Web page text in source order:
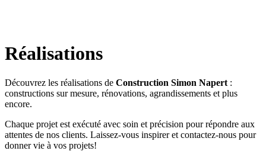
Réalisations
Découvrez les réalisations de Construction Simon Napert :
constructions sur mesure, rénovations, agrandissements et plus
encore.
Chaque projet est exécuté avec soin et précision pour répondre aux
attentes de nos clients. Laissez-vous inspirer et contactez-nous pour
donner vie à vos projets!